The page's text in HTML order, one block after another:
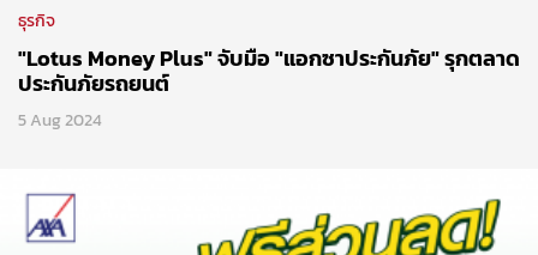
ธุรกิจ
"Lotus Money Plus" จับมือ "แอกซาประกันภัย" รุกตลาด
ประกันภัยรถยนต์
5 Aug 2024